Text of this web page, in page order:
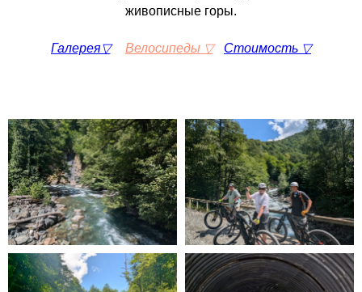
живописные горы.
Галерея▽__ Велосипеды ▽_ Стоимость ▽